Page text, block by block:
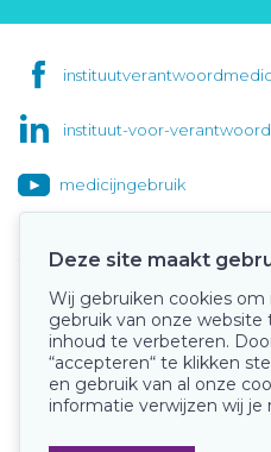
instituut-voor-
medicijngebruik
Onze
Deze site maakt
Wij gebruiken cookies
gebruik van onze
inhoud te verbeteren.
“accepteren“ te klikken
en gebruik van al onze
informatie verwijzen wij je